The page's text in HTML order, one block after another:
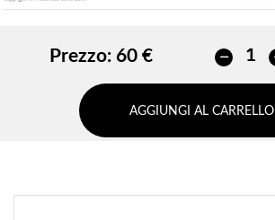
Prezzo: 60 €
AGGIUNGI AL CARRELLO